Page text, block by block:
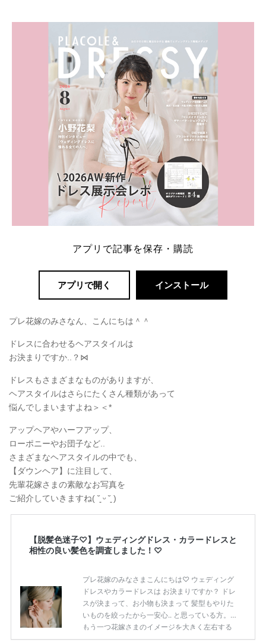
内容：特典金額・条件・応募方法・注意点 「どこが
一番お得？」「プラコレの特典は？」といった疑問も
解決します。 まずは診断で候補を絞れる「ウェディ
ング診断」か、体験型 […]
続きを読む
アプリで記事を保存・購読
アプリで開く インストール
プレ花嫁のみさなん、こんにちは＾＾
ドレスに合わせるヘアスタイルは
お決まりですか..？⋈
ドレスもさまざまなものがありますが、
ヘアスタイルはさらにたくさん種類があって
悩んでしまいますよね＞＜*
アップヘアやハーフアップ、
ローポニーやお団子など..
さまざまなヘアスタイルの中でも、
【ダウンヘア】に注目して、
先輩花嫁さまの素敵なお写真を
ご紹介していきますね( ˘͈ ᵕ ˘͈ )
【脱髪色迷子♡】ウェディングドレス・カラードレスと
相性の良い髪色を調査しました！♡
プレ花嫁のみなさまこんにちは♡ ウェディング
ドレスやカラードレスは お決まりですか？ ドレ
スが決まって、お小物も決まって 髪型もやりた
いものを絞ったから一安心.. と思っている方。
もう一つ花嫁さまのイメージを大きく左右する
【髪色】を忘れていませんか!? 同じヘアスタイ